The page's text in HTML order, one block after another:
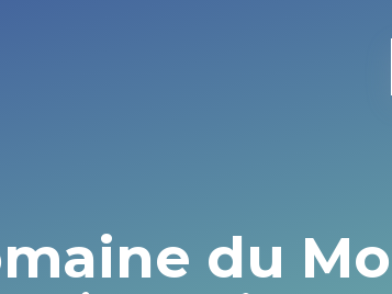
du